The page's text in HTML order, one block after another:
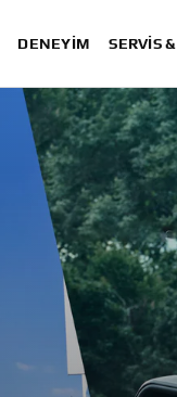
DENEYIM SERVIS